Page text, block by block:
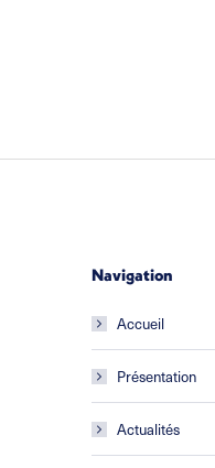
Navigation
Accueil
Présentation
Actualités